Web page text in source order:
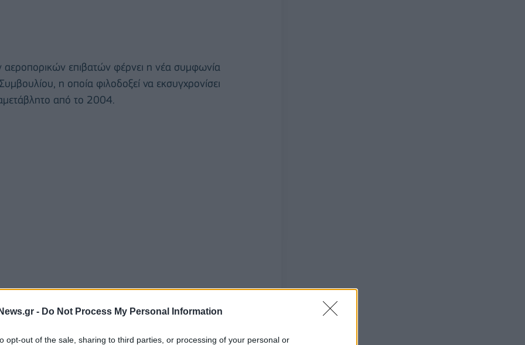
- Do Not Process My Personal Information
opt-out of the sale, sharing to third parties, or processing of your personal or
αεροπορικών επιβατών φέρνει η νέα συμφωνία
η οποία φιλοδοξεί να εκσυγχρονίσει
από το 2004.
από πολύμηνες διαπραγματεύσεις, έλαβε τη
του Ευρωπαϊκού Κοινοβουλίου
ενισχύσει την προστασία των ταξιδιωτών